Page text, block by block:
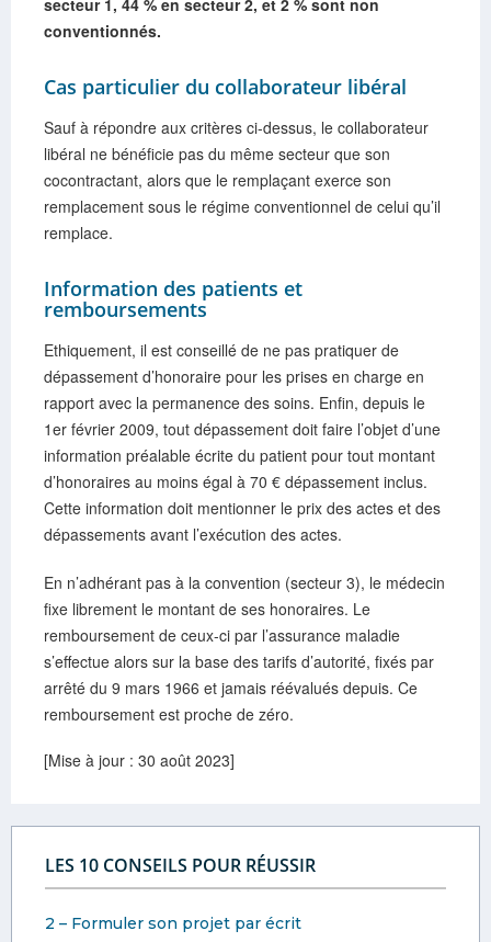
secteur 1, 44 % en secteur 2, et 2 % sont non
conventionnés.
Cas particulier du collaborateur libéral
Sauf à répondre aux critères ci-dessus, le collaborateur
libéral ne bénéficie pas du même secteur que son
cocontractant, alors que le remplaçant exerce son
remplacement sous le régime conventionnel de celui qu’il
remplace.
Information des patients et
remboursements
Ethiquement, il est conseillé de ne pas pratiquer de
dépassement d’honoraire pour les prises en charge en
rapport avec la permanence des soins. Enfin, depuis le
1er février 2009, tout dépassement doit faire l’objet d’une
information préalable écrite du patient pour tout montant
d’honoraires au moins égal à 70 € dépassement inclus.
Cette information doit mentionner le prix des actes et des
dépassements avant l’exécution des actes.
En n’adhérant pas à la convention (secteur 3), le médecin
fixe librement le montant de ses honoraires. Le
remboursement de ceux-ci par l’assurance maladie
s’effectue alors sur la base des tarifs d’autorité, fixés par
arrêté du 9 mars 1966 et jamais réévalués depuis. Ce
remboursement est proche de zéro.
[Mise à jour : 30 août 2023]
LES 10 CONSEILS POUR RÉUSSIR
2 – Formuler son projet par écrit